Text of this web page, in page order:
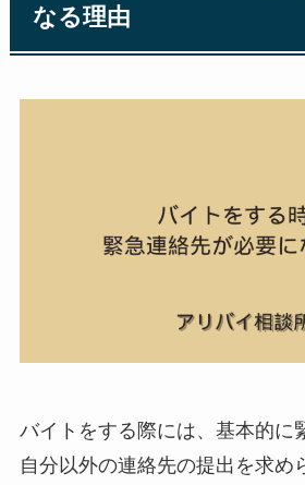
なる理由
バイトをする際には、基本的に
自分以外の連絡先の提出を求め